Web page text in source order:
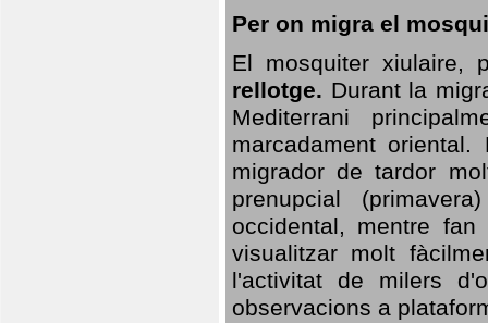
Per on migra el
El mosquiter xiulaire,
rellotge. Durant la
Mediterrani
marcadament
migrador de tardor
prenupcial
occidental, mentre
visualitzar molt
l'activitat de milers
observacions a